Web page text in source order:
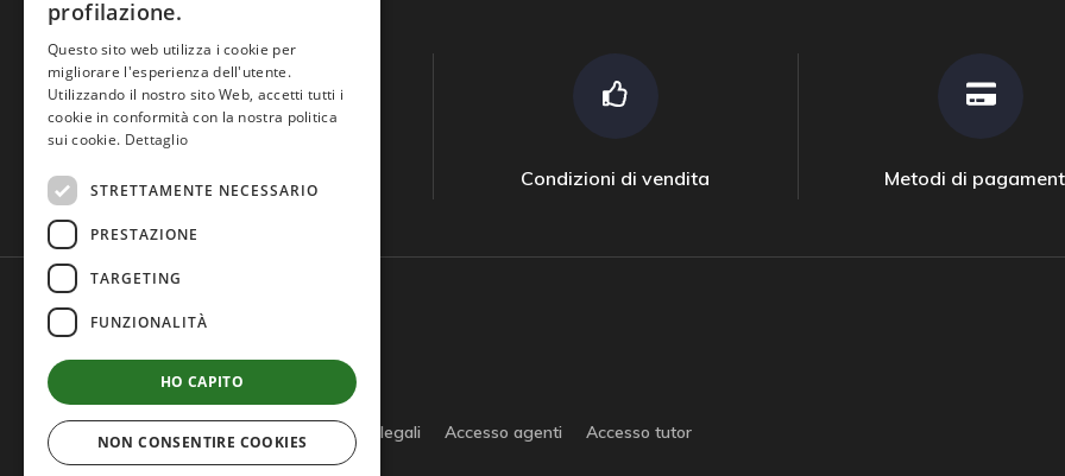
Condizioni di vendita Metodi di
Privacy policy Cookie policy Note legali Accesso agenti Accesso tutor
profilazione.
Questo sito web utilizza i cookie per
migliorare l'esperienza dell'utente.
Utilizzando il nostro sito Web, accetti tutti i
cookie in conformità con la nostra politica
sui cookie. Dettaglio
STRETTAMENTE NECESSARIO
PRESTAZIONE
TARGETING
FUNZIONALITÀ
HO CAPITO
NON CONSENTIRE COOKIES